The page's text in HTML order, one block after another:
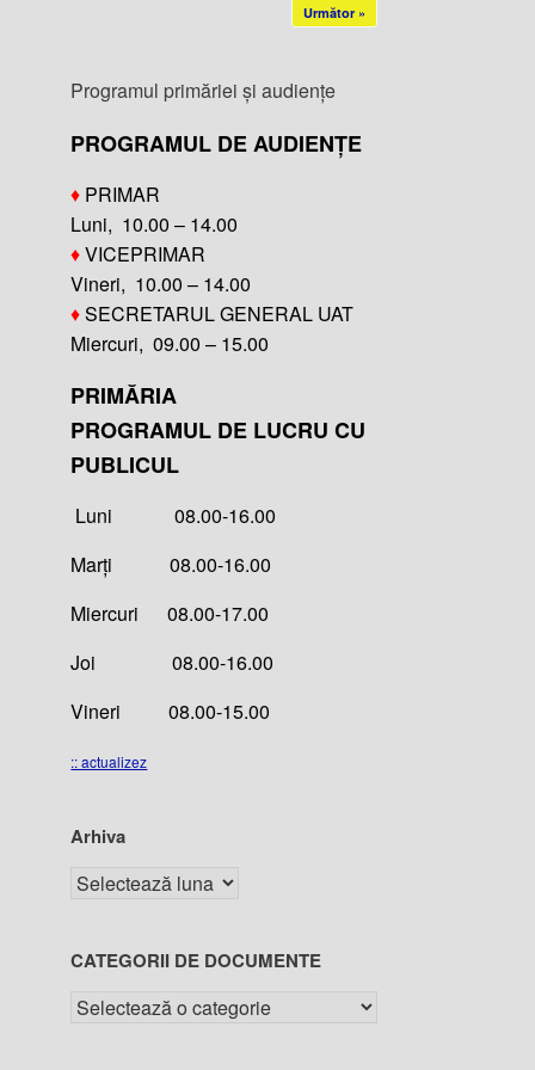
Următor »
Programul primăriei și audiențe
PROGRAMUL DE AUDIENȚE
♦ PRIMAR
Luni, 10.00 – 14.00
♦VICEPRIMAR
Vineri, 10.00 – 14.00
♦SECRETARUL GENERAL UAT
Miercuri, 09.00 – 15.00
PRIMĂRIA
PROGRAMUL DE LUCRU CU
PUBLICUL
Luni 08.00-16.00
Marți 08.00-16.00
Miercuri 08.00-17.00
Joi 08.00-16.00
Vineri 08.00-15.00
:: actualizez
Arhiva
CATEGORII DE DOCUMENTE